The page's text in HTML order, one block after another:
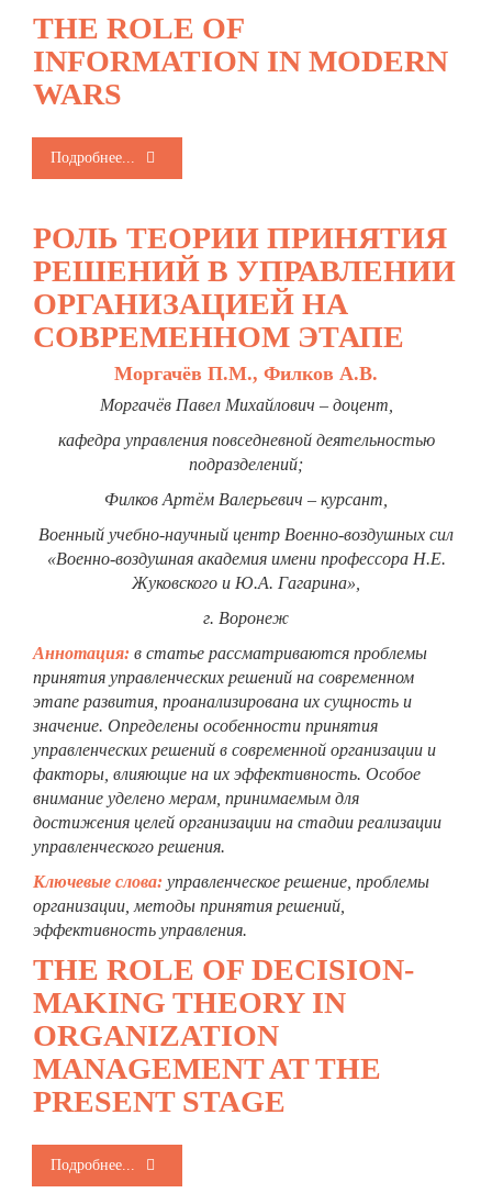
THE ROLE OF
INFORMATION IN MODERN
WARS
Подробнее...
РОЛЬ ТЕОРИИ ПРИНЯТИЯ
РЕШЕНИЙ В УПРАВЛЕНИИ
ОРГАНИЗАЦИЕЙ НА
СОВРЕМЕННОМ ЭТАПЕ
Моргачёв П.М., Филков А.В.
Моргачёв Павел Михайлович – доцент,
кафедра управления повседневной деятельностью
подразделений;
Филков Артём Валерьевич – курсант,
Военный учебно-научный центр Военно-воздушных сил
«Военно-воздушная академия имени профессора Н.Е.
Жуковского и Ю.А. Гагарина»,
г. Воронеж
Аннотация: в статье рассматриваются проблемы
принятия управленческих решений на современном
этапе развития, проанализирована их сущность и
значение. Определены особенности принятия
управленческих решений в современной организации и
факторы, влияющие на их эффективность. Особое
внимание уделено мерам, принимаемым для
достижения целей организации на стадии реализации
управленческого решения.
Ключевые слова: управленческое решение, проблемы
организации, методы принятия решений,
эффективность управления.
THE ROLE OF DECISION-
MAKING THEORY IN
ORGANIZATION
MANAGEMENT AT THE
PRESENT STAGE
Подробнее...